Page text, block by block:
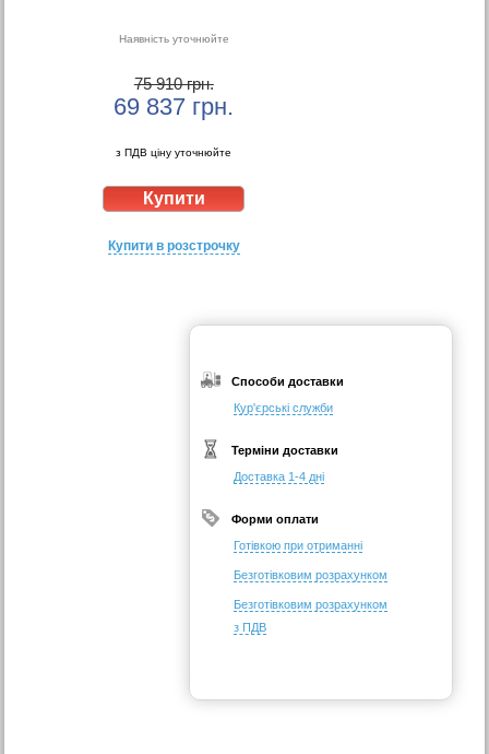
Наявність уточнюйте
75 910 грн.
69 837 грн.
з ПДВ ціну уточнюйте
Купити в розстрочку
Способи доставки
Кур'єрські служби
Терміни доставки
Доставка 1-4 дні
Форми оплати
Готівкою при отриманні
Безготівковим розрахунком
Безготівковим розрахунком
з ПДВ